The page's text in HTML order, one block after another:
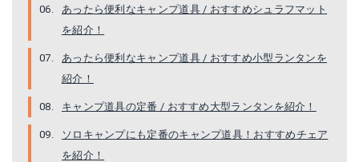
あったら便利なキャンプ道具 / おすすめシュラフマット
を紹介！
あったら便利なキャンプ道具 / おすすめ小型ランタンを
紹介！
キャンプ道具の定番 / おすすめ大型ランタンを紹介！
ソロキャンプにも定番のキャンプ道具！おすすめチェア
を紹介！
Amazonで詳細を見る
楽天で詳細を見る
Yahoo!ショッピングで見る
楽天で詳細を見る